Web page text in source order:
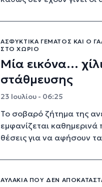
ΑΣΦΥΚΤΙΚΆ ΓΕΜΆΤΟΣ ΚΑΙ Ο
ΣΤΟ ΧΩΡΙΌ
Μία εικόνα…
στάθμευσης
23 Ιουλίου - 06:25
Το σοβαρό ζήτημα της
εμφανίζεται
θέσεις για να αφήσουν
ΑΥΛΆΚΙΑ ΠΟΥ ΔΕΝ